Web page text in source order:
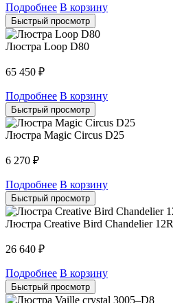
Подробнее В корзину
Быстрый просмотр
Люстра Loop D80
65 450 ₽
Подробнее В корзину
Быстрый просмотр
Люстра Magic Circus D25
6 270 ₽
Подробнее В корзину
Быстрый просмотр
Люстра Creative Bird Chandelier 12R
26 640 ₽
Подробнее В корзину
Быстрый просмотр